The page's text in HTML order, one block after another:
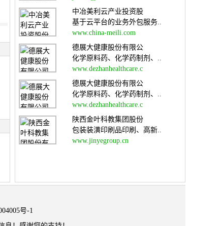
中冶美利云产业投资股
基于云平台的业务外包服务..
www.china-meili.com
德展大健康股份有限公
化学原料药、化学药制剂、..
www.dezhanhealthcare.c
德展大健康股份有限公
化学原料药、化学药制剂、..
www.dezhanhealthcare.c
陕西金叶科教集团股份
包装装潢印刷品印刷、高新..
www.jinyegroup.cn
号-1